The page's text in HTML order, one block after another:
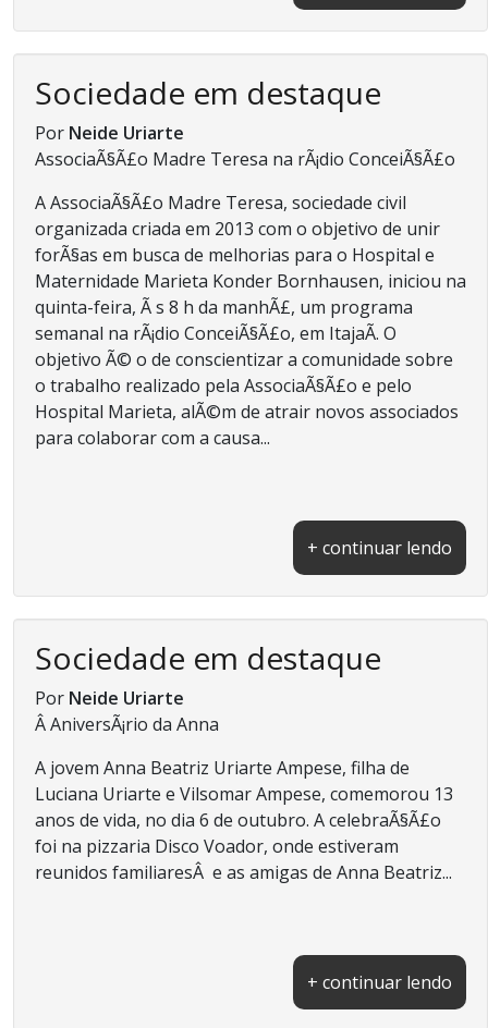
Sociedade em destaque
Por Neide Uriarte
AssociaÃ§Ã£o Madre Teresa na rÃ¡dio ConceiÃ§Ã£o
A AssociaÃ§Ã£o Madre Teresa, sociedade civil
organizada criada em 2013 com o objetivo de unir
forÃ§as em busca de melhorias para o Hospital e
Maternidade Marieta Konder Bornhausen, iniciou na
quinta-feira, Ã s 8 h da manhÃ£, um programa
semanal na rÃ¡dio ConceiÃ§Ã£o, em ItajaÃ­. O
objetivo Ã© o de conscientizar a comunidade sobre
o trabalho realizado pela AssociaÃ§Ã£o e pelo
Hospital Marieta, alÃ©m de atrair novos associados
para colaborar com a causa...
+ continuar lendo
Sociedade em destaque
Por Neide Uriarte
Â AniversÃ¡rio da Anna
A jovem Anna Beatriz Uriarte Ampese, filha de
Luciana Uriarte e Vilsomar Ampese, comemorou 13
anos de vida, no dia 6 de outubro. A celebraÃ§Ã£o
foi na pizzaria Disco Voador, onde estiveram
reunidos familiaresÂ e as amigas de Anna Beatriz...
+ continuar lendo